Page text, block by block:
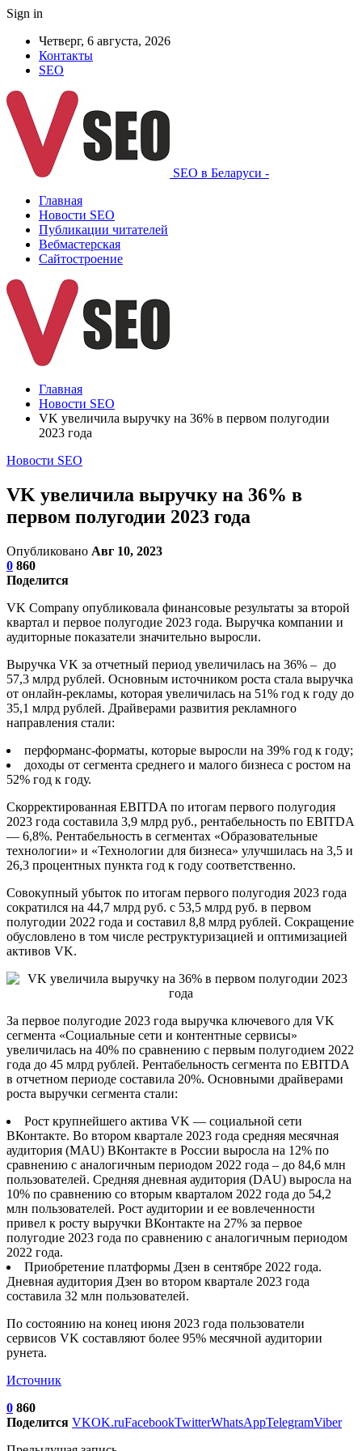
Sign in
Четверг, 6 августа, 2026
Контакты
SEO
SEO в Беларуси -
Главная
Новости SEO
Публикации читателей
Вебмастерская
Сайтостроение
Главная
Новости SEO
VK увеличила выручку на 36% в первом полугодии
2023 года
Новости SEO
VK увеличила выручку на 36% в
первом полугодии 2023 года
Опубликовано Авг 10, 2023
0 860
Поделится
VK Company опубликовала финансовые результаты за второй
квартал и первое полугодие 2023 года. Выручка компании и
аудиторные показатели значительно выросли.
Выручка VK за отчетный период увеличилась на 36% – до
57,3 млрд рублей. Основным источником роста стала выручка
от онлайн-рекламы, которая увеличилась на 51% год к году до
35,1 млрд рублей. Драйверами развития рекламного
направления стали:
перформанс-форматы, которые выросли на 39% год к году;
доходы от сегмента среднего и малого бизнеса с ростом на
52% год к году.
Скорректированная EBITDA по итогам первого полугодия
2023 года составила 3,9 млрд руб., рентабельность по EBITDA
— 6,8%. Рентабельность в сегментах «Образовательные
технологии» и «Технологии для бизнеса» улучшилась на 3,5 и
26,3 процентных пункта год к году соответственно.
Совокупный убыток по итогам первого полугодия 2023 года
сократился на 44,7 млрд руб. с 53,5 млрд руб. в первом
полугодии 2022 года и составил 8,8 млрд рублей. Сокращение
обусловлено в том числе реструктуризацией и оптимизацией
активов VK.
За первое полугодие 2023 года выручка ключевого для VK
сегмента «Социальные сети и контентные сервисы»
увеличилась на 40% по сравнению с первым полугодием 2022
года до 45 млрд рублей. Рентабельность сегмента по EBITDA
в отчетном периоде составила 20%. Основными драйверами
роста выручки сегмента стали:
Рост крупнейшего актива VK — социальной сети
ВКонтакте. Во втором квартале 2023 года средняя месячная
аудитория (MAU) ВКонтакте в России выросла на 12% по
сравнению с аналогичным периодом 2022 года – до 84,6 млн
пользователей. Средняя дневная аудитория (DAU) выросла на
10% по сравнению со вторым кварталом 2022 года до 54,2
млн пользователей. Рост аудитории и ее вовлеченности
привел к росту выручки ВКонтакте на 27% за первое
полугодие 2023 года по сравнению с аналогичным периодом
2022 года.
Приобретение платформы Дзен в сентябре 2022 года.
Дневная аудитория Дзен во втором квартале 2023 года
составила 32 млн пользователей.
По состоянию на конец июня 2023 года пользователи
сервисов VK составляют более 95% месячной аудитории
рунета.
Источник
0 860
Поделится VKOK.ruFacebookTwitterWhatsAppTelegramViber